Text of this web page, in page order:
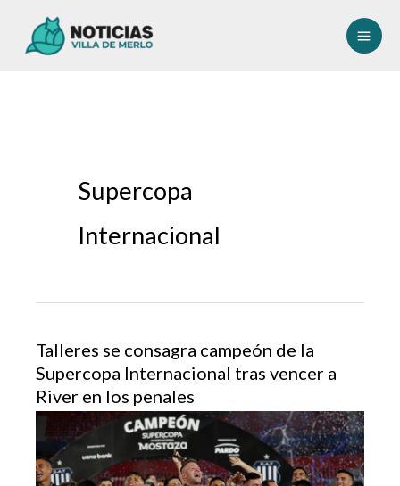
Supercopa
Internacional
Talleres se consagra campeón de la
Supercopa Internacional tras vencer a
River en los penales